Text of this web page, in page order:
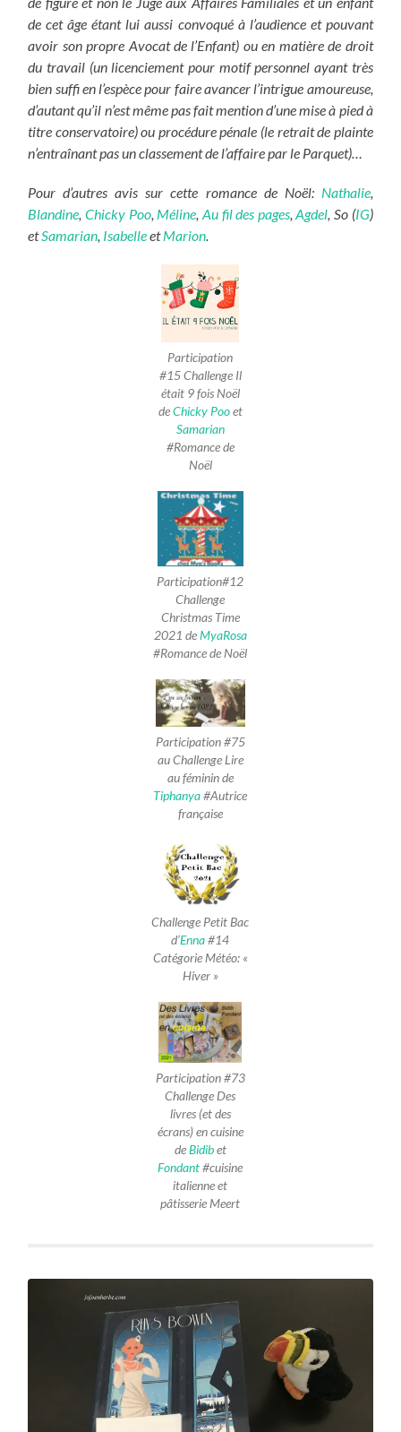
de cet âge étant lui aussi convoqué à l’audience et pouvant
avoir son propre Avocat de l’Enfant) ou en matière de droit
du travail (un licenciement pour motif personnel ayant très
bien suffi en l’espèce pour faire avancer l’intrigue amoureuse,
d’autant qu’il n’est même pas fait mention d’une mise à pied à
titre conservatoire) ou procédure pénale (le retrait de plainte
n’entraînant pas un classement de l’affaire par le Parquet)…
Pour d’autres avis sur cette romance de Noël: Nathalie,
Blandine, Chicky Poo, Méline, Au fil des pages,Agdel, So (IG)
etSamarian, IsabelleetMarion.
Participation
#15 Challenge Il
était 9 fois Noël
deChicky Pooet
Samarian
#Romance de
Noël
Participation#12
Challenge
Christmas Time
2021 deMyaRosa
#Romance de Noël
Participation #75
au Challenge Lire
au féminin de
Tiphanya#Autrice
française
Challenge Petit Bac
d’Enna#14
Catégorie Météo: «
Hiver »
Participation #73
Challenge Des
livres (et des
écrans) en cuisine
deBidibet
Fondant#cuisine
italienne et
pâtisserie Meert